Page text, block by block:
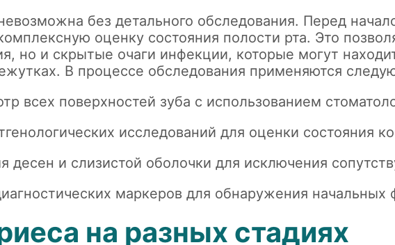
без детального обследования. Перед
оценку состояния полости рта. Это
но и скрытые очаги инфекции, которые могут
В процессе обследования применяются
всех поверхностей зуба с использованием
исследований для оценки состояния
десен и слизистой оболочки для исключения
маркеров для обнаружения начальных
на разных стадиях